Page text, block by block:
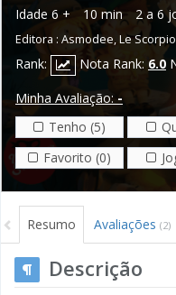
Idade 6 + 10 min 2 a 6
Editora : Asmodee,Le
Rank: Nota Rank: 6.0
Minha Avaliação: -
Tenho (5)
Favorito (0)
Resumo Avaliações (2)
Descrição